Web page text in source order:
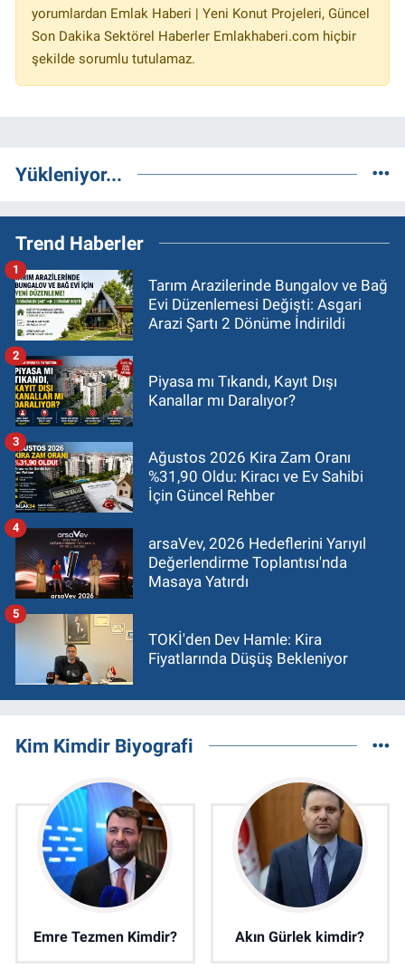
yorumlardan Emlak Haberi | Yeni Konut Projeleri, Güncel
Son Dakika Sektörel Haberler Emlakhaberi.com hiçbir
şekilde sorumlu tutulamaz.
Yükleniyor...
Trend Haberler
Tarım Arazilerinde Bungalov ve Bağ
Evi Düzenlemesi Değişti: Asgari
Arazi Şartı 2 Dönüme İndirildi
1
Piyasa mı Tıkandı, Kayıt Dışı
Kanallar mı Daralıyor?
2
Ağustos 2026 Kira Zam Oranı
%31,90 Oldu: Kiracı ve Ev Sahibi
İçin Güncel Rehber
3
arsaVev, 2026 Hedeflerini Yarıyıl
Değerlendirme Toplantısı'nda
Masaya Yatırdı
4
TOKİ'den Dev Hamle: Kira
Fiyatlarında Düşüş Bekleniyor
5
Kim Kimdir Biyografi
Emre Tezmen Kimdir? Akın Gürlek kimdir?